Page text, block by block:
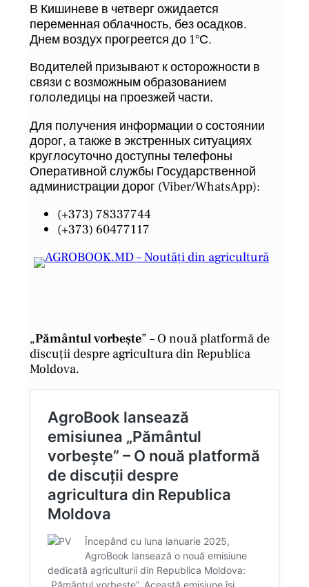
В Кишиневе в четверг ожидается
переменная облачность, без осадков.
Днем воздух прогреется до 1°С.
Водителей призывают к осторожности в
связи с возможным образованием
гололедицы на проезжей части.
Для получения информации о состоянии
дорог, а также в экстренных ситуациях
круглосуточно доступны телефоны
Оперативной службы Государственной
администрации дорог (Viber/WhatsApp):
(+373) 78337744
(+373) 60477117
„Pământul vorbește” – O nouă platformă de
discuții despre agricultura din Republica
Moldova.